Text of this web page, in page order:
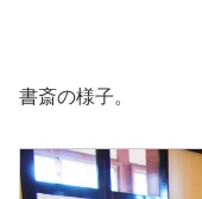
書斎の様子。